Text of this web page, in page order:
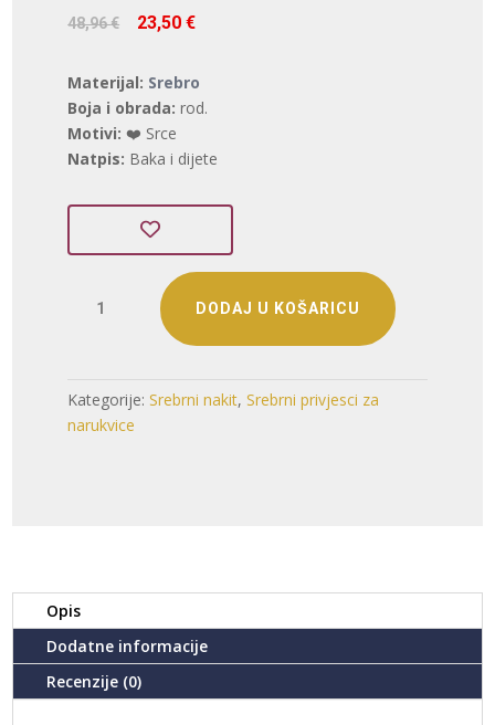
48,96€ Izvorna
cijena
bila
je:
48,96 €.
23,50€
Materijal: Srebro
Boja i obrada: rod.
Motivi: ❤️ Srce
Natpis: Baka i dijete
PRIVJESAK
(S251217-
190120)
DODAJ U KOŠARICU
Kategorije:Srebrni nakit,Srebrni privjesci za
narukvice
Opis
Dodatne informacije
Recenzije (0)